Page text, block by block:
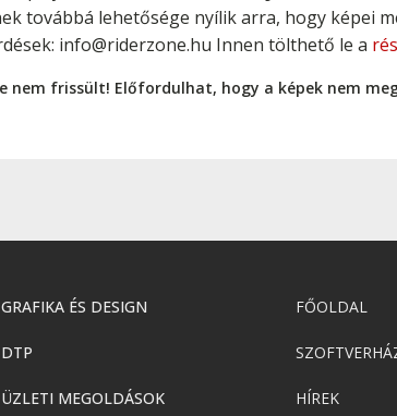
továbbá lehetősége nyílik arra, hogy képei
info@riderzone.hu Innen tölthető le a
nem frissült! Előfordulhat, hogy a képek nem
GRAFIKA ÉS DESIGN
DTP
ÜZLETI MEGOLDÁSOK
FŐOLDAL
HÍREK